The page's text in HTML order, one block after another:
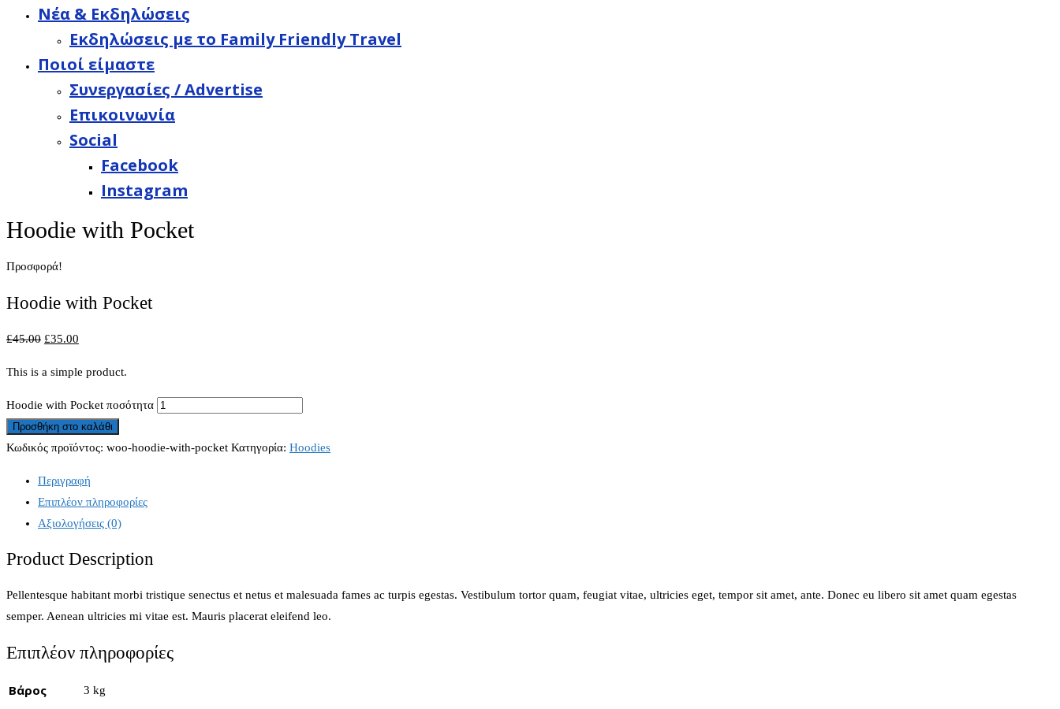
Νέα & Εκδηλώσεις
Εκδηλώσεις με το Family Friendly Travel
Ποιοί είμαστε
Συνεργασίες / Advertise
Επικοινωνία
Social
Facebook
Instagram
Hoodie with Pocket
Προσφορά!
Hoodie with Pocket
£45.00 £35.00
This is a simple product.
Hoodie with Pocket ποσότητα
Προσθήκη στο καλάθι
Κωδικός προϊόντος: woo-hoodie-with-pocket Κατηγορία: Hoodies
Περιγραφή
Επιπλέον πληροφορίες
Αξιολογήσεις (0)
Product Description
Pellentesque habitant morbi tristique senectus et netus et malesuada fames ac turpis egestas. Vestibulum tortor quam, feugiat vitae, ultricies eget, tempor sit amet, ante. Donec eu libero sit amet quam egestas
semper. Aenean ultricies mi vitae est. Mauris placerat eleifend leo.
Επιπλέον πληροφορίες
Βάρος 3 kg